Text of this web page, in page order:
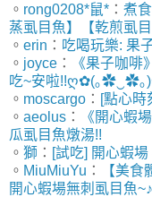
。 rong0208*鼠* ： 煮
蒸虱目魚】【乾煎虱
。 erin ： 吃喝玩樂: 果
。 joyce ：
《果子咖啡
吃~安啦!!ღ✿(｡✿‿✿
。 moscargo ： [點心時
。 aeolus ：
《開心蝦
瓜虱目魚燉湯!!
。 獅 ： [試吃] 開心蝦
。 MiuMiuYu ：
【美
開心蝦場無刺虱目魚